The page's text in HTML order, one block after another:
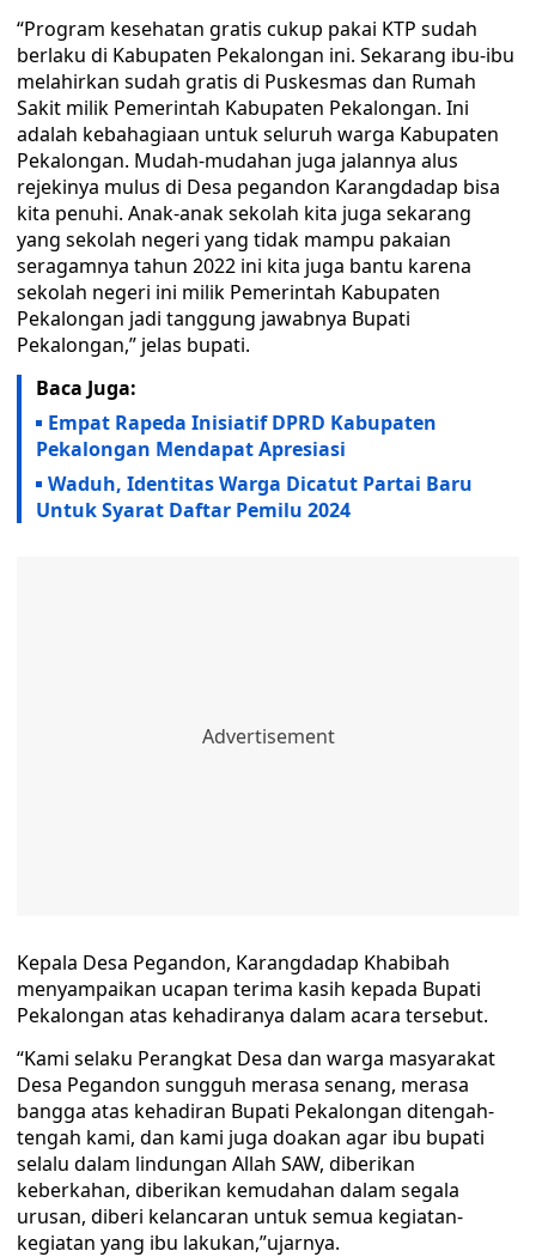
“Program kesehatan gratis cukup pakai KTP sudah
berlaku di Kabupaten Pekalongan ini. Sekarang ibu-ibu
melahirkan sudah gratis di Puskesmas dan Rumah
Sakit milik Pemerintah Kabupaten Pekalongan. Ini
adalah kebahagiaan untuk seluruh warga Kabupaten
Pekalongan. Mudah-mudahan juga jalannya alus
rejekinya mulus di Desa pegandon Karangdadap bisa
kita penuhi. Anak-anak sekolah kita juga sekarang
yang sekolah negeri yang tidak mampu pakaian
seragamnya tahun 2022 ini kita juga bantu karena
sekolah negeri ini milik Pemerintah Kabupaten
Pekalongan jadi tanggung jawabnya Bupati
Pekalongan,” jelas bupati.
Baca Juga:
Empat Rapeda Inisiatif DPRD Kabupaten
Pekalongan Mendapat Apresiasi
Waduh, Identitas Warga Dicatut Partai Baru
Untuk Syarat Daftar Pemilu 2024
Kepala Desa Pegandon, Karangdadap Khabibah
menyampaikan ucapan terima kasih kepada Bupati
Pekalongan atas kehadiranya dalam acara tersebut.
“Kami selaku Perangkat Desa dan warga masyarakat
Desa Pegandon sungguh merasa senang, merasa
bangga atas kehadiran Bupati Pekalongan ditengah-
tengah kami, dan kami juga doakan agar ibu bupati
selalu dalam lindungan Allah SAW, diberikan
keberkahan, diberikan kemudahan dalam segala
urusan, diberi kelancaran untuk semua kegiatan-
kegiatan yang ibu lakukan,”ujarnya.